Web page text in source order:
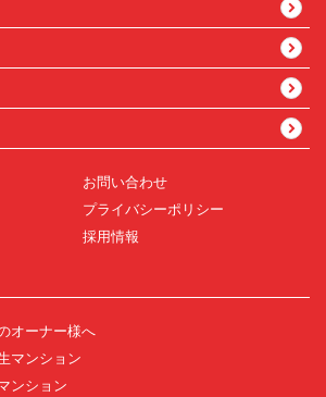
お問い合わせ
プライバシーポリシー
採用情報
オーナー様へ
マンション
ンション